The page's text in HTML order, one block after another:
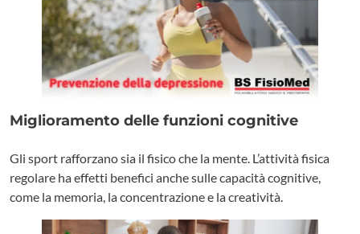
Miglioramento delle funzioni cognitive
Gli sport rafforzano sia il fisico che la mente. L’attività fisica
regolare ha effetti benefici anche sulle capacità cognitive,
come la memoria, la concentrazione e la creatività.